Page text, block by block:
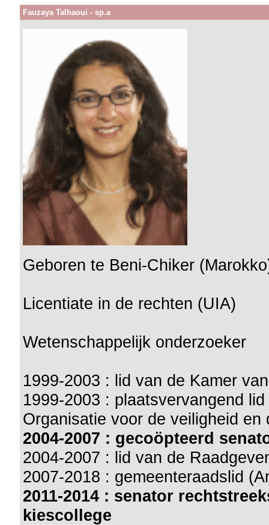
Fauzaya Talhaoui - sp.a
Geboren te Beni-Chiker
Licentiate in de rechten (UIA)
Wetenschappelijk onderzoeker
1999-2003 : lid van de Kamer
1999-2003 : plaatsvervangend
Organisatie voor de veiligheid
2004-2007 : gecoöpteerd
2004-2007 : lid van de
2007-2018 : gemeenteraadslid
2011-2014 : senator
kiescollege